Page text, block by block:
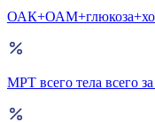
МРТ всего тела всего